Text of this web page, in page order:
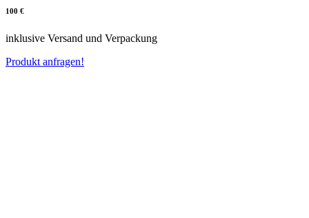
100 €
inklusive Versand und Verpackung
Produkt anfragen!